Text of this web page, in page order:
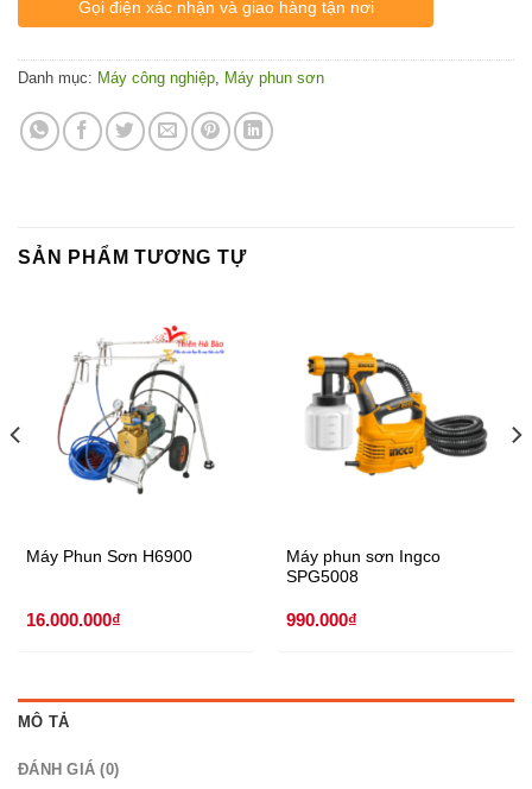
Gọi điện xác nhận và giao hàng tận nơi
Danh mục: Máy công nghiệp Máy phun sơn
SẢN PHẨM TƯƠNG TỰ
Máy Phun Sơn H6900
16.000.000₫
Máy phun sơn Ingco
SPG5008
990.000₫
MÔ TẢ
ĐÁNH GIÁ (0)